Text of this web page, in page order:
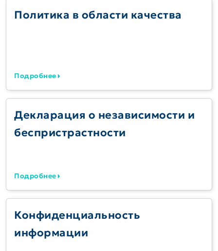
Политика в области качества
Подробнее
Декларация о независимости и
беспристрастности
Подробнее
Конфиденциальность
информации